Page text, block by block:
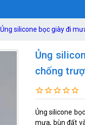
Ủng silicone bọc giày đi
Ủng
chống
Ủng silicone
mưa, bùn đất